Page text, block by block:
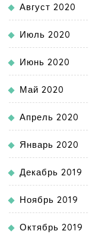
Август 2020
Июль 2020
Июнь 2020
Май 2020
Апрель 2020
Январь 2020
Декабрь 2019
Ноябрь 2019
Октябрь 2019